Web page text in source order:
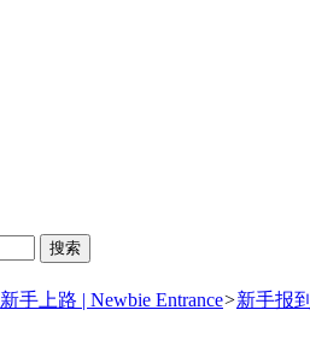
搜索
新手上路 | Newbie Entrance>新手报到